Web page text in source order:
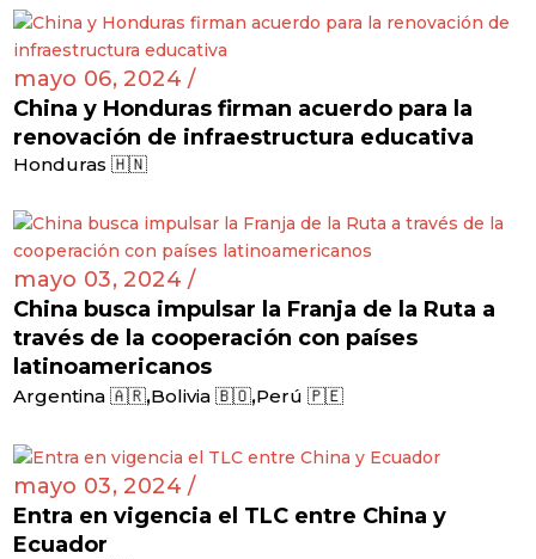
mayo 06, 2024 /
China y Honduras firman acuerdo para la
renovación de infraestructura educativa
Honduras 🇭🇳
mayo 03, 2024 /
China busca impulsar la Franja de la Ruta a
través de la cooperación con países
latinoamericanos
Argentina 🇦🇷,Bolivia 🇧🇴,Perú 🇵🇪
mayo 03, 2024 /
Entra en vigencia el TLC entre China y
Ecuador